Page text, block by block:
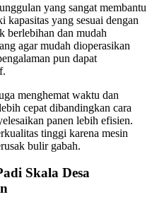
yang sangat membantu
kapasitas yang sesuai dengan
berlebihan dan mudah
agar mudah dioperasikan
pun dapat
menghemat waktu dan
cepat dibandingkan cara
panen lebih efisien.
tinggi karena mesin
bulir gabah.
Skala Desa